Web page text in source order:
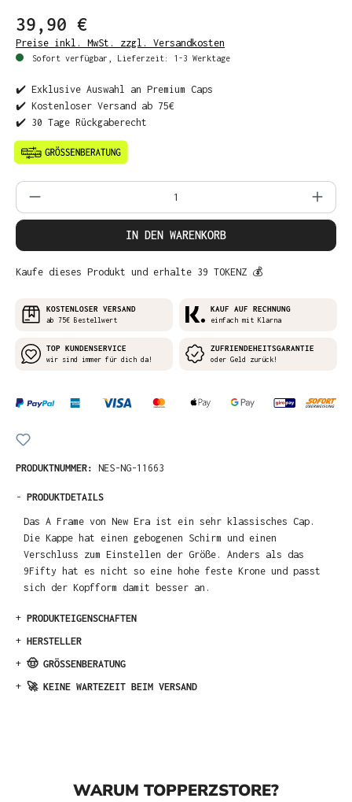
39,90 €
Preise inkl. MwSt. zzgl. Versandkosten
Sofort verfügbar, Lieferzeit: 1-3 Werktage
✔️ Exklusive Auswahl an Premium Caps
✔️ Kostenloser Versand ab 75€
✔️ 30 Tage Rückgaberecht
Produkt Anzahl: Gib den gewünschten
IN DEN WARENKORB
Kaufe dieses Produkt und erhalte 39 TOKENZ 💰
KOSTENLOSER VERSAND
ab 75€ Bestellwert
KAUF AUF RECHNUNG
einfach mit Klarna
TOP KUNDENSERVICE
wir sind immer für dich da!
ZUFRIENDEHEITSGARANTIE
oder Geld zurück!
PRODUKTNUMMER: NES-NG-11663
- PRODUKTDETAILS
Das A Frame von New Era ist ein sehr klassisches Cap.
Die Kappe hat einen gebogenen Schirm und einen
Verschluss zum Einstellen der Größe. Anders als das
9Fifty hat es nicht so eine hohe feste Krone und passt
sich der Kopfform damit besser an.
+ PRODUKTEIGENSCHAFTEN
+ HERSTELLER
+ 🤠 GRÖSSENBERATUNG
+ 🚀 KEINE WARTEZEIT BEIM VERSAND
WARUM TOPPERZSTORE?